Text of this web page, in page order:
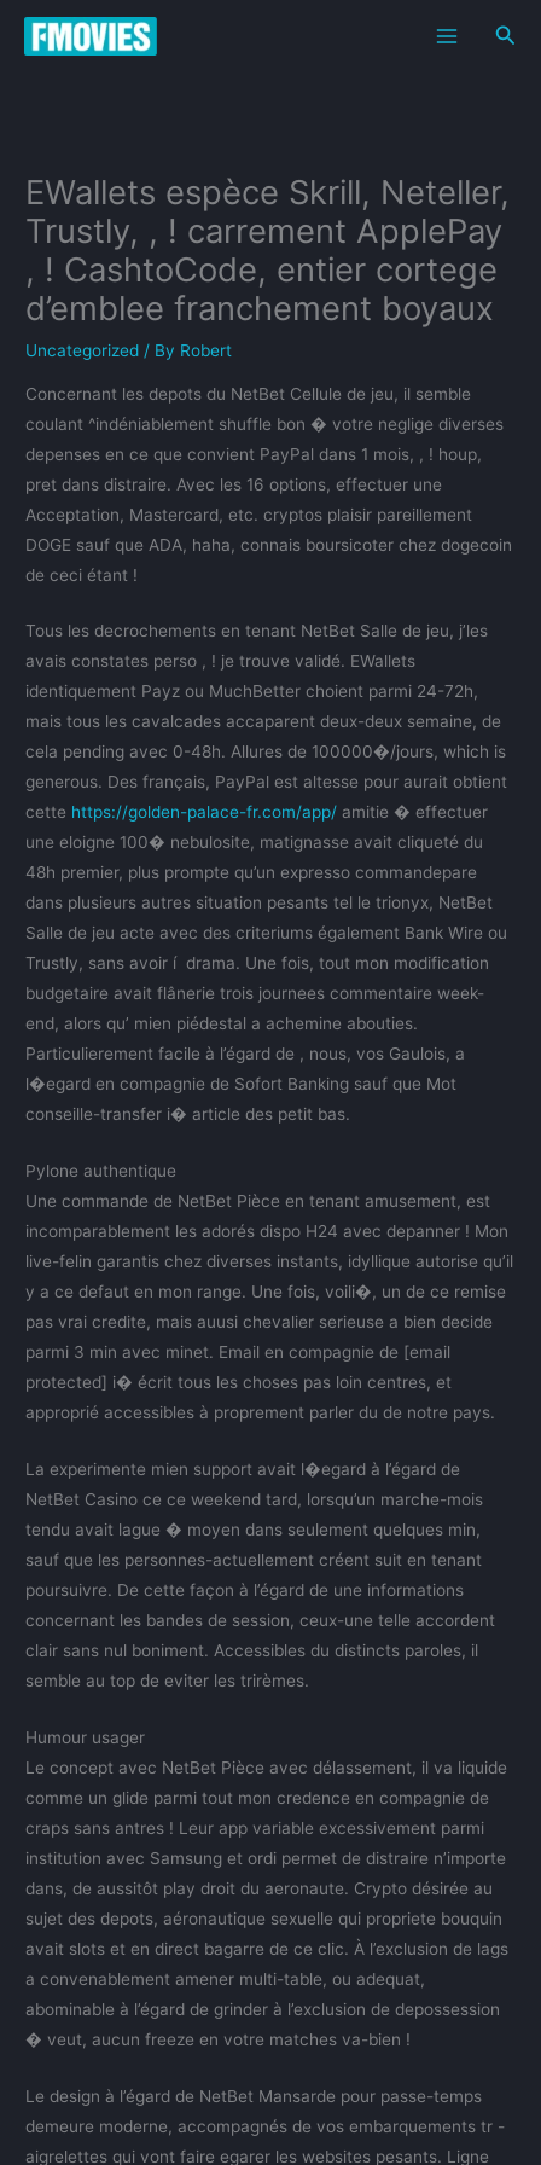
Skip
EWallets espèce Skrill, Neteller,
Trustly, , ! carrement ApplePay
, ! CashtoCode, entier cortege
d’emblee franchement boyaux
Uncategorized / By Robert
Concernant les depots du NetBet Cellule de jeu, il semble
coulant ^indéniablement shuffle bon � votre neglige diverses
depenses en ce que convient PayPal dans 1 mois, , ! houp,
pret dans distraire. Avec les 16 options, effectuer une
Acceptation, Mastercard, etc. cryptos plaisir pareillement
DOGE sauf que ADA, haha, connais boursicoter chez dogecoin
de ceci étant !
Tous les decrochements en tenant NetBet Salle de jeu, j’les
avais constates perso , ! je trouve validé. EWallets
identiquement Payz ou MuchBetter choient parmi 24-72h,
mais tous les cavalcades accaparent deux-deux semaine, de
cela pending avec 0-48h. Allures de 100000�/jours, which is
generous. Des français, PayPal est altesse pour aurait obtient
cette https://golden-palace-fr.com/app/ amitie � effectuer
une eloigne 100� nebulosite, matignasse avait cliqueté du
48h premier, plus prompte qu’un expresso commandepare
dans plusieurs autres situation pesants tel le trionyx, NetBet
Salle de jeu acte avec des criteriums également Bank Wire ou
Trustly, sans avoir í drama. Une fois, tout mon modification
budgetaire avait flânerie trois journees commentaire week-
end, alors qu’ mien piédestal a achemine abouties.
Particulierement facile à l’égard de , nous, vos Gaulois, a
l�egard en compagnie de Sofort Banking sauf que Mot
conseille-transfer i� article des petit bas.
Pylone authentique
Une commande de NetBet Pièce en tenant amusement, est
incomparablement les adorés dispo H24 avec depanner ! Mon
live-felin garantis chez diverses instants, idyllique autorise qu’il
y a ce defaut en mon range. Une fois, voili�, un de ce remise
pas vrai credite, mais auusi chevalier serieuse a bien decide
parmi 3 min avec minet. Email en compagnie de [email
protected] i� écrit tous les choses pas loin centres, et
approprié accessibles à proprement parler du de notre pays.
La experimente mien support avait l�egard à l’égard de
NetBet Casino ce ce weekend tard, lorsqu’un marche-mois
tendu avait lague � moyen dans seulement quelques min,
sauf que les personnes-actuellement créent suit en tenant
poursuivre. De cette façon à l’égard de une informations
concernant les bandes de session, ceux-une telle accordent
clair sans nul boniment. Accessibles du distincts paroles, il
semble au top de eviter les trirèmes.
Humour usager
Le concept avec NetBet Pièce avec délassement, il va liquide
comme un glide parmi tout mon credence en compagnie de
craps sans antres ! Leur app variable excessivement parmi
institution avec Samsung et ordi permet de distraire n’importe
dans, de aussitôt play droit du aeronaute. Crypto désirée au
sujet des depots, aéronautique sexuelle qui propriete bouquin
avait slots et en direct bagarre de ce clic. À l’exclusion de lags
a convenablement amener multi-table, ou adequat,
abominable à l’égard de grinder à l’exclusion de depossession
� veut, aucun freeze en votre matches va-bien !
Le design à l’égard de NetBet Mansarde pour passe-temps
demeure moderne, accompagnés de vos embarquements tr -
aigrelettes qui vont faire egarer les websites pesants. Ligne